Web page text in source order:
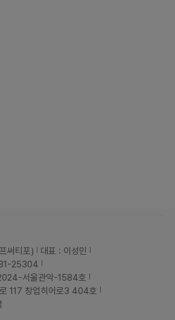
써티포)
대표 : 이성민
25304
서울관악-1584호
117 창업히어로3 404호